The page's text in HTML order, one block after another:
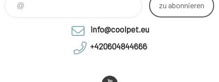
zu abonnieren
info@coolpet.eu
+420604844666